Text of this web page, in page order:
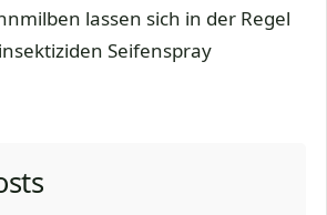
lassen sich in der Regel
Seifenspray